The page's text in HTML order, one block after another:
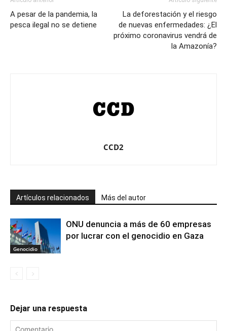
A pesar de la pandemia, la
pesca ilegal no se detiene
La deforestación y el riesgo
de nuevas enfermedades: ¿El
próximo coronavirus vendrá de
la Amazonía?
CCD2
Artículos relacionados Más del autor
Genocidio
ONU denuncia a más de 60 empresas
por lucrar con el genocidio en Gaza
Dejar una respuesta